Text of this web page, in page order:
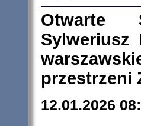
Otwarte
Sylweriusz
przestrzeni
12.01.2026